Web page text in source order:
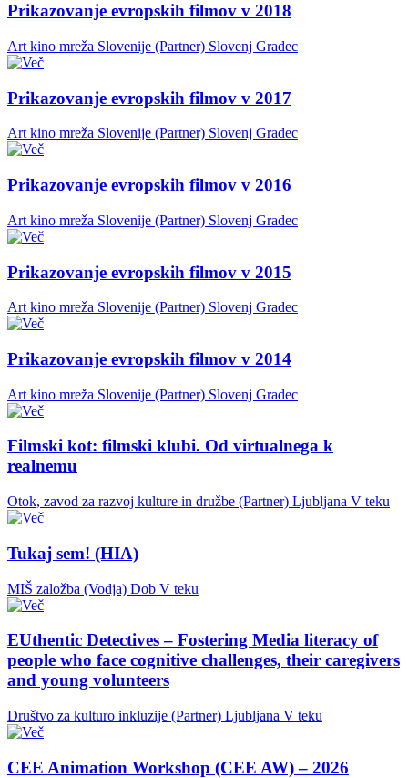
Prikazovanje evropskih filmov v 2018
Art kino mreža Slovenije (Partner) Slovenj Gradec
Prikazovanje evropskih filmov v 2017
Art kino mreža Slovenije (Partner) Slovenj Gradec
Prikazovanje evropskih filmov v 2016
Art kino mreža Slovenije (Partner) Slovenj Gradec
Prikazovanje evropskih filmov v 2015
Art kino mreža Slovenije (Partner) Slovenj Gradec
Prikazovanje evropskih filmov v 2014
Art kino mreža Slovenije (Partner) Slovenj Gradec
Filmski kot: filmski klubi. Od virtualnega k
realnemu
Otok, zavod za razvoj kulture in družbe (Partner) Ljubljana V teku
Tukaj sem! (HIA)
MIŠ založba (Vodja) Dob V teku
EUthentic Detectives – Fostering Media literacy of
people who face cognitive challenges, their caregivers
and young volunteers
Društvo za kulturo inkluzije (Partner) Ljubljana V teku
CEE Animation Workshop (CEE AW) – 2026